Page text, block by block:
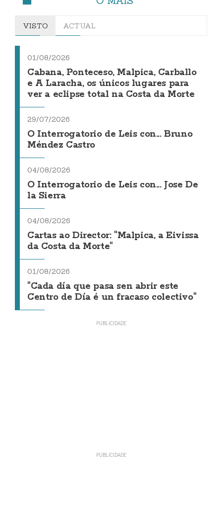
VISTO ACTUAL
01/08/2026
Cabana, Ponteceso, Malpica, Carballo
e A Laracha, os únicos lugares para
ver a eclipse total na Costa da Morte
29/07/2026
O Interrogatorio de Leis con... Bruno
Méndez Castro
04/08/2026
O Interrogatorio de Leis con... Jose De
la Sierra
04/08/2026
Cartas ao Director: "Malpica, a Eivissa
da Costa da Morte"
01/08/2026
"Cada día que pasa sen abrir este
Centro de Día é un fracaso colectivo"